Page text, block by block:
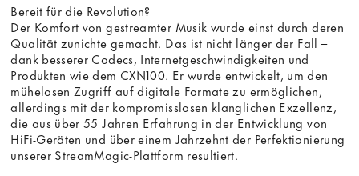
Bereit für die Revolution?
Der Komfort von gestreamter Musik wurde einst durch deren
Qualität zunichte gemacht. Das ist nicht länger der Fall –
dank besserer Codecs, Internetgeschwindigkeiten und
Produkten wie dem CXN100. Er wurde entwickelt, um den
mühelosen Zugriff auf digitale Formate zu ermöglichen,
allerdings mit der kompromisslosen klanglichen Exzellenz,
die aus über 55 Jahren Erfahrung in der Entwicklung von
HiFi-Geräten und über einem Jahrzehnt der Perfektionierung
unserer StreamMagic-Plattform resultiert.